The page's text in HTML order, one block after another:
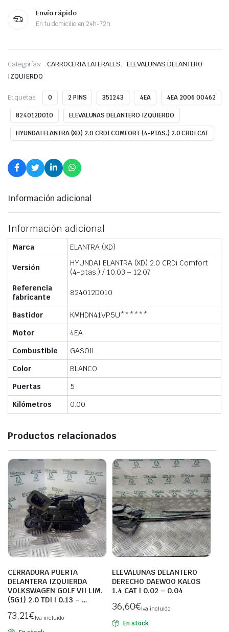
Envío rápido
En tu domicilio en 24h-72h
Categorías: CARROCERIA LATERALES, ELEVALUNAS DELANTERO
IZQUIERDO
Etiquetas: 0 2 PINS 351243 4EA 4EA 2006 00462
824012D010 ELEVALUNAS DELANTERO IZQUIERDO
HYUNDAI ELANTRA (XD) 2.0 CRDI COMFORT (4-PTAS.) 2.0 CRDI CAT
Información adicional
Información adicional
Marca ELANTRA (XD)
Versión
HYUNDAI ELANTRA (XD) 2.0 CRDi Comfort
(4-ptas.) / 10.03 – 12.07
Referencia
fabricante
824012D010
Bastidor
KMHDN41VP5U******
Motor
4EA
Combustible
GASOIL
Color
BLANCO
Puertas
5
Kilómetros
0.00
Productos relacionados
CERRADURA PUERTA
DELANTERA IZQUIERDA
VOLKSWAGEN GOLF VII LIM.
(5G1) 2.0 TDI | 0.13 – …
73,21€Iva incluido
ELEVALUNAS DELANTERO
DERECHO DAEWOO KALOS
1.4 CAT | 0.02 – 0.04
36,60€Iva incluido
En stock